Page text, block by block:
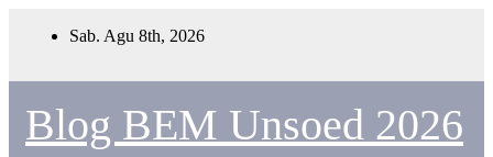
Sab. Agu 8th, 2026
Blog BEM Unsoed 2026